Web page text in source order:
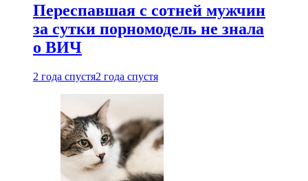
Переспавшая с сотней мужчин
за сутки порномодель не знала
о ВИЧ
2 года спустя2 года спустя